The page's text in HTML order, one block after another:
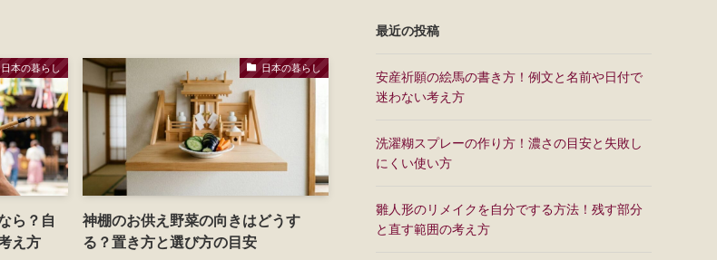
日本の暮らし
ら？自
え方
日本の暮らし
神棚のお供え野菜の向きはどうす
る？置き方と選び方の目安
最近の投稿
安産祈願の絵馬の書き方！例文と名前や日付で
迷わない考え方
洗濯糊スプレーの作り方！濃さの目安と失敗し
にくい使い方
雛人形のリメイクを自分でする方法！残す部分
と直す範囲の考え方